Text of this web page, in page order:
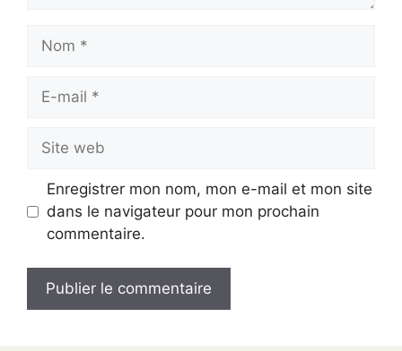
mail
web
Enregistrer mon nom, mon e-mail et mon site
dans le navigateur pour mon prochain
commentaire.